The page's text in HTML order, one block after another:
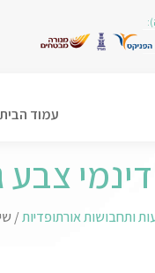
עמוד הבית
גוף אורך
ותחבושות אורתופדיות/